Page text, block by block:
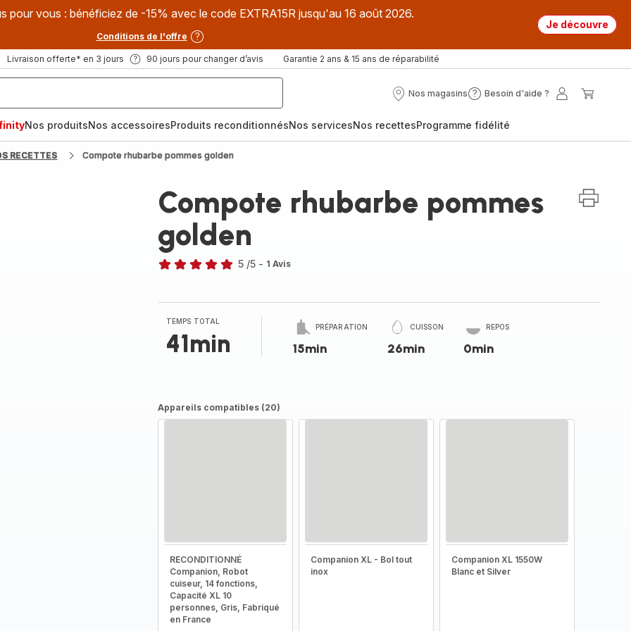
pour vous : bénéficiez de -15% avec le code EXTRA15R jusqu'au 16 août 2026.
Conditions de l'offre
Je découvre
Livraison offerte* en 3 jours 90 jours pour changer d’avis Garantie 2 ans & 15 ans de réparabilité
Nos magasins
Nos
Besoin d'aide ?
Besoin
?
Mon
Nos produitsNos accessoiresProduits reconditionnésNos servicesNos recettesProgramme fidélité
RECETTES Compote rhubarbe pommes golden
Compote rhubarbe pommes
golden
étoiles
(moyenne)
5 /5 - 1 Avis
TEMPS TOTAL
41min
PRÉPARATION
15min
CUISSON
26min
REPOS
0min
Appareils compatibles (20)
RECONDITIONNÉ
Companion, Robot
cuiseur, 14 fonctions,
Capacité XL 10
personnes, Gris, Fabriqué
en France
Companion XL - Bol tout
inox
Companion XL 1550W
Blanc et Silver